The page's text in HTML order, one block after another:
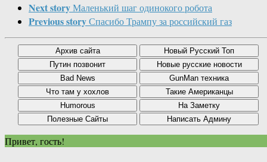
Next storyМаленький шаг одинокого робота
Previous storyСпасибо Трампу за российский газ
Привет, гость!